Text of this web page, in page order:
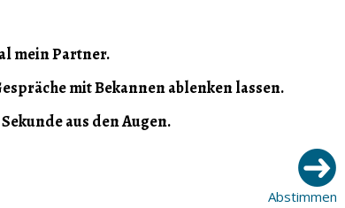
mein Partner.
mit Bekannen ablenken lassen.
aus den Augen.
Abstimmen